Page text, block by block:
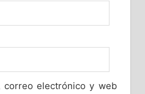
correo electrónico y web